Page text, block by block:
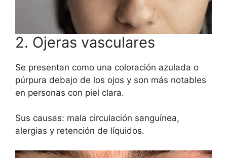
2. Ojeras vasculares
Se presentan como una coloración azulada o
púrpura debajo de los ojos y son más notables
en personas con piel clara.
Sus causas: mala circulación sanguínea,
alergias y retención de líquidos.